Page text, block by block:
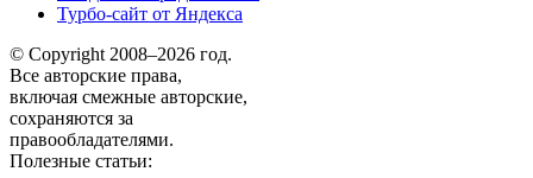
Турбо-сайт от Яндекса
© Copyright 2008–2026 год.
Все авторские права,
включая смежные авторские,
сохраняются за
правообладателями.
Полезные статьи: